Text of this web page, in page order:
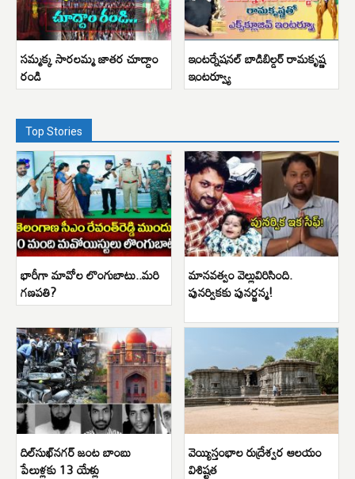
సమ్మక్క సారలమ్మ జాతర చూద్దాం
రండి
ఇంటర్నేషనల్ బాడిబిల్డర్ రామకృష్ణ
ఇంటర్వ్యూ
Top Stories
భారీగా మావోల లొంగుబాటు..మరి
గణపతి?
మానవత్వం వెల్లువిరిసింది.
పునర్వికకు పునర్జన్మ!
దిల్‌సుఖ్‌నగర్ జంట బాంబు
పేలుళ్లకు 13 యేళ్లు
వెయ్యిస్తంభాల రుద్రేశ్వర ఆలయం
విశిష్టత